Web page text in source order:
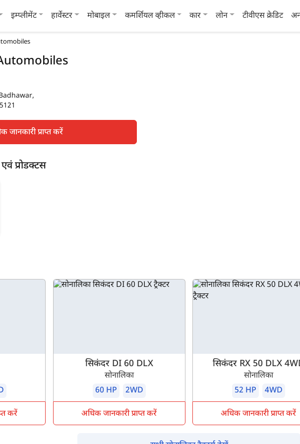
इम्प्लीमेंट हार्वेस्टर मोबाइल कमर्शियल व्हीकल कार लोन टीवीएस क्रेडिट
जानकारी प्राप्त करें
प्रोडक्टस
करें
सिकंदर DI 60 DLX
सोनालिका
60 HP
2WD
अधिक जानकारी प्राप्त करें
सिकंदर RX 50 DLX
सोनालिका
52 HP
4WD
अधिक जानकारी प्राप्त करें